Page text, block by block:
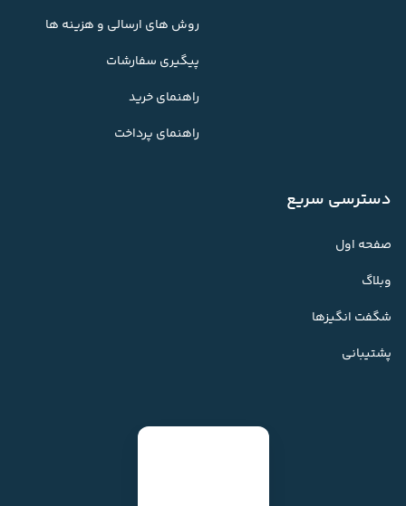
روش های ارسالی و هزینه ها
پیگیری سفارشات
راهنمای خرید
راهنمای پرداخت
دسترسی سریع
صفحه اول
وبلاگ
شگفت انگیزها
پشتیبانی